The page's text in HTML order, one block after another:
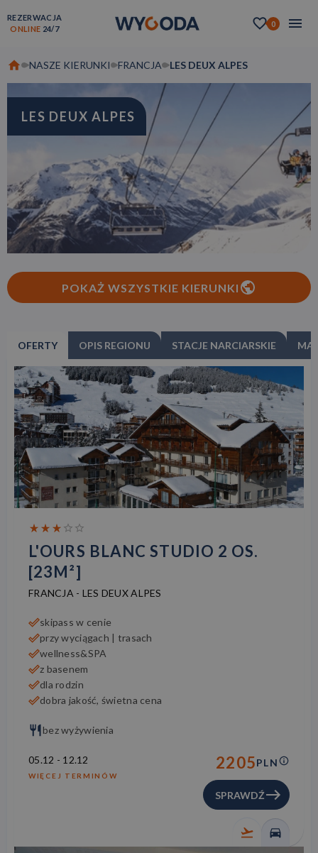
REZERWACJA
ONLINE 24/7
0
NASZE KIERUNKI FRANCJA LES DEUX ALPES
LES DEUX ALPES
POKAŻ WSZYSTKIE KIERUNKI
OFERTY OPIS REGIONU STACJE NARCIARSKIE
L'OURS BLANC STUDIO 2 OS.
[23M²]
FRANCJA - LES DEUX ALPES
skipass w cenie
przy wyciągach | trasach
wellness&SPA
z basenem
dla rodzin
dobra jakość, świetna cena
bez wyżywienia
05.12 - 12.12
WIĘCEJ TERMINÓW
2205PLN
SPRAWDŹ